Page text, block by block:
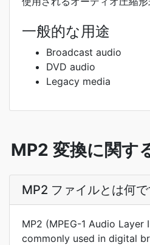
一般的な用途
Broadcast audio
DVD audio
Legacy media
MP2 変換に関す
MP2 ファイルとは何で
MP2 (MPEG-1 Audio
commonly used in digital